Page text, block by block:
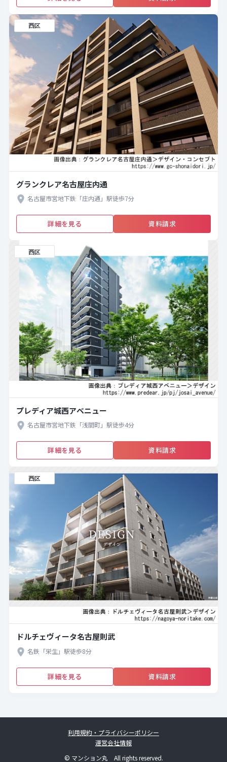
西区
グランクレア名古屋庄内通
名古屋市営地下鉄「庄内通」駅徒歩7分
詳細を見る 資料請求
西区
プレディア城西アベニュー
名古屋市営地下鉄「浅間町」駅徒歩4分
詳細を見る 資料請求
西区
ドルチェヴィータ名古屋則武
名鉄「栄生」駅徒歩8分
詳細を見る 資料請求
利用規約・プライバシーポリシー
運営会社情報
© マンション丸 All rights reserved.